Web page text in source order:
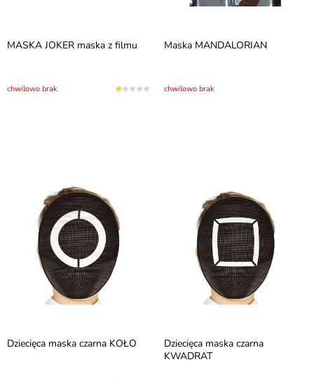
MASKA JOKER maska z filmu
chwilowo brak
Maska MANDALORIAN
chwilowo brak
Dziecięca maska czarna KOŁO
Dziecięca maska czarna
KWADRAT